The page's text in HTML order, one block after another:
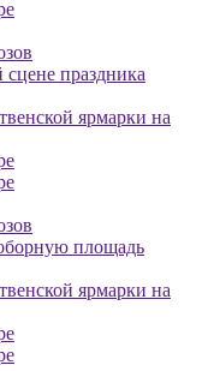
праздника
ярмарки на
площадь
ярмарки на